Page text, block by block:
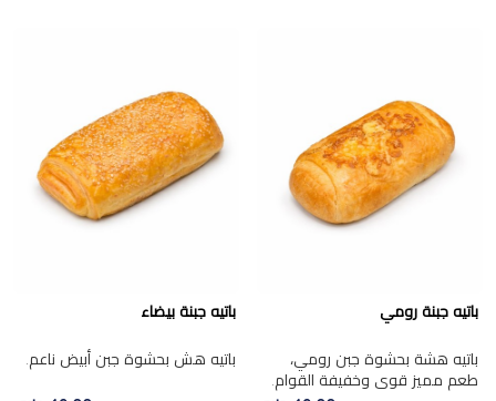
باتيه جبنة رومي
باتيه هشة بحشوة جبن رومي،
طعم مميز قوي وخفيفة القوام.
باتيه جبنة بيضاء
باتيه هش بحشوة جبن أبيض ناعم.